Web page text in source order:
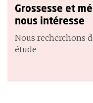
Grossesse et
nous intéresse
Nous recherchons
étude